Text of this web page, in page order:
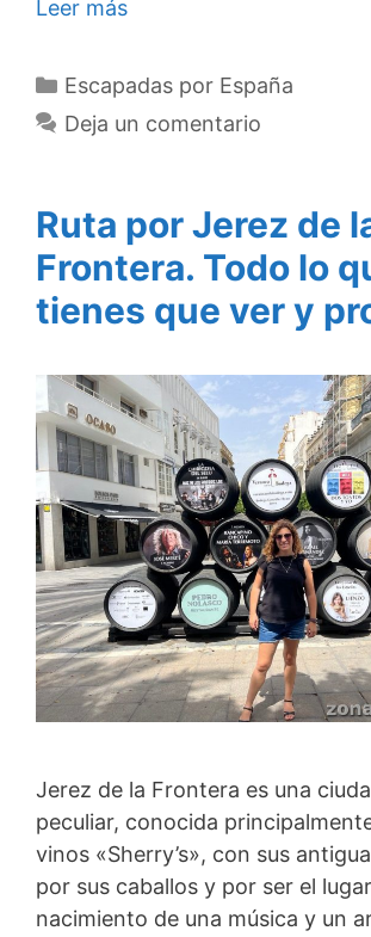
Leer más
Categorías
Escapadas por España
Deja un comentario
Ruta por Jerez de
Frontera. Todo lo
tienes que ver y
Jerez de la Frontera es una
peculiar, conocida
vinos «Sherry’s», con sus
por sus caballos y por ser el
nacimiento de una música y un